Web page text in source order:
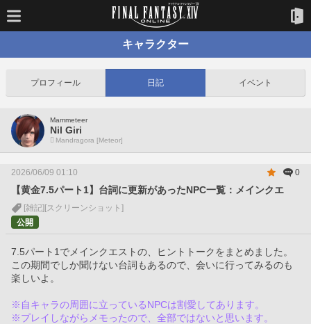
キャラクター
プロフィール 日記 イベント
Mammeteer
Nil Giri
Mandragora [Meteor]
2026/06/09 01:10 0
【黄金7.5パート1】台詞に更新があったNPC一覧：メインクエ
[雑記] [スクリーンショット]
公開
7.5パート1でメインクエストの、ヒントトークをまとめました。
この期間でしか聞けない台詞もあるので、会いに行ってみるのも
楽しいよ。
※自キャラの周囲に立っているNPCは割愛してあります。
※プレイしながらメモったので、全部ではないと思います。